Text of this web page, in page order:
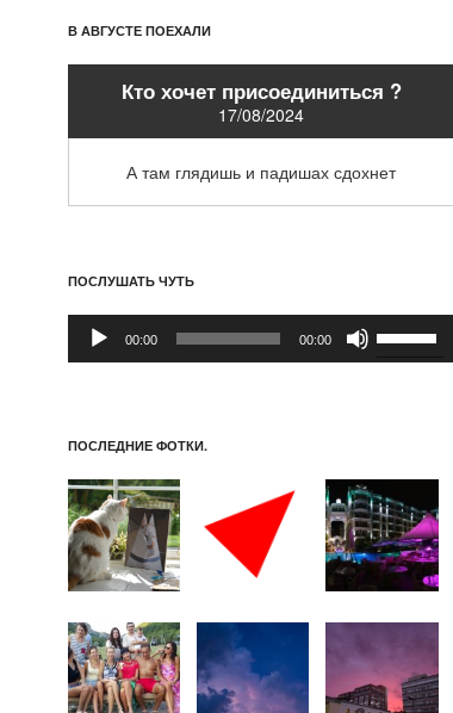
В АВГУСТЕ ПОЕХАЛИ
Кто хочет присоединиться ?
17/08/2024
А там глядишь и падишах сдохнет
ПОСЛУШАТЬ ЧУТЬ
Аудиоплеер
00:00 00:00
или
уменьшить
громкость.
ПОСЛЕДНИЕ ФОТКИ.